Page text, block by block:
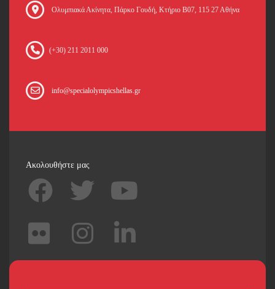
Oλυμπιακά Ακίνητα, Πάρκο Γουδή, Κτήριο Β07, 115 27 Αθήνα
(+30) 211 2011 000
info@specialolympicshellas.gr
Ακολουθήστε μας